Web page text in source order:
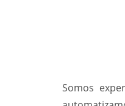
Somos